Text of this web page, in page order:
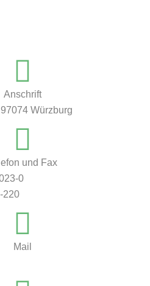
Anschrift
Würzburg
und Fax
0
220
Mail